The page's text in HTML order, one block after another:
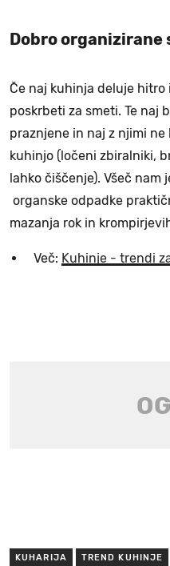
Dobro organizirane
Če naj kuhinja deluje
poskrbeti za smeti. Te naj
praznjene in naj z njimi
kuhinjo (ločeni zbiralniki,
lahko čiščenje). Všeč
organske odpadke
mazanja rok in
Več: Kuhinje - trendi
KUHARIJA TREND KUHINJE